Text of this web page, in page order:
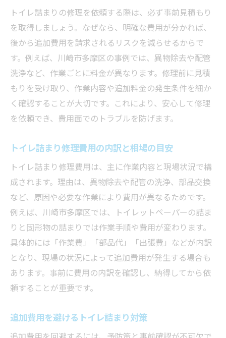
トイレ詰まりの修理を依頼する際は、必ず事前見積もり
を取得しましょう。なぜなら、明確な費用が分かれば、
後から追加費用を請求されるリスクを減らせるからで
す。例えば、川崎市多摩区の事例では、異物除去や配管
洗浄など、作業ごとに料金が異なります。修理前に見積
もりを受け取り、作業内容や追加料金の発生条件を細か
く確認することが大切です。これにより、安心して修理
を依頼でき、費用面でのトラブルを防げます。
トイレ詰まり修理費用の内訳と相場の目安
トイレ詰まり修理費用は、主に作業内容と現場状況で構
成されます。理由は、異物除去や配管の洗浄、部品交換
など、原因や必要な作業により費用が異なるためです。
例えば、川崎市多摩区では、トイレットペーパーの詰ま
りと固形物の詰まりでは作業手順や費用が変わります。
具体的には「作業費」「部品代」「出張費」などが内訳
となり、現場の状況によって追加費用が発生する場合も
あります。事前に費用の内訳を確認し、納得してから依
頼することが重要です。
追加費用を避けるトイレ詰まり対策